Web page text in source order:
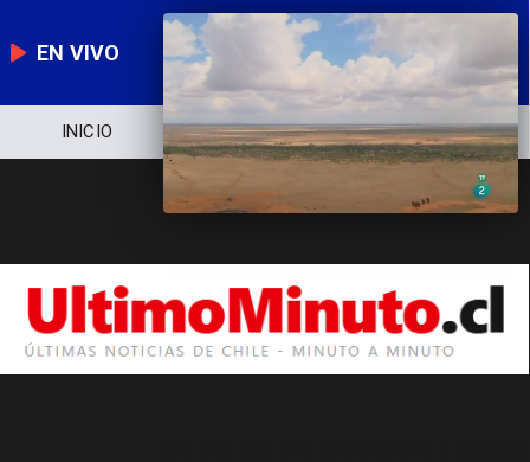
EN VIVO
INICIO NOTICIERO POLÍTICA